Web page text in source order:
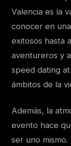
Valencia es la
conocer en
exitosos hasta
aventureros y
speed dating
ámbitos de la
Además, la
evento hace
ser uno